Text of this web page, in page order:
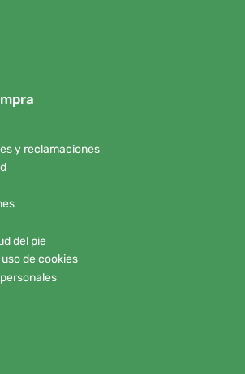
y reclamaciones
del pie
de cookies